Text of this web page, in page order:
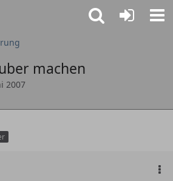
machen
2007